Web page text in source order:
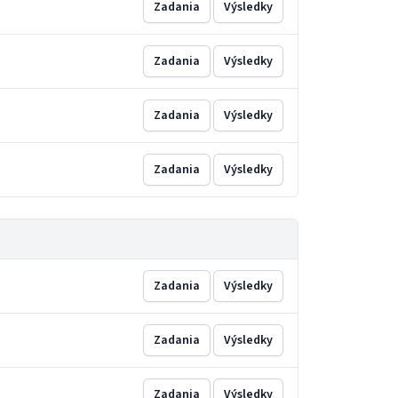
Zadania Výsledky
Zadania Výsledky
Zadania Výsledky
Zadania Výsledky
Zadania Výsledky
Zadania Výsledky
Zadania Výsledky